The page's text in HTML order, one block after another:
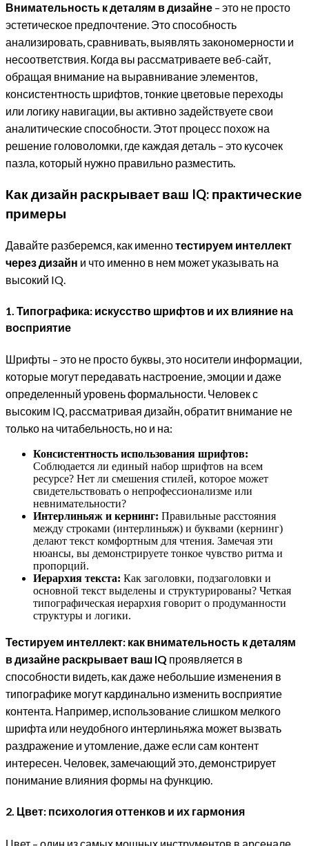
Внимательность к деталям в дизайне – это не просто
эстетическое предпочтение. Это способность
анализировать, сравнивать, выявлять закономерности и
несоответствия. Когда вы рассматриваете веб-сайт,
обращая внимание на выравнивание элементов,
консистентность шрифтов, тонкие цветовые переходы
или логику навигации, вы активно задействуете свои
аналитические способности. Этот процесс похож на
решение головоломки, где каждая деталь – это кусочек
пазла, который нужно правильно разместить.
Как дизайн раскрывает ваш IQ: практические
примеры
Давайте разберемся, как именнотестируем интеллект
через дизайн и что именно в нем может указывать на
высокий IQ.
1. Типографика: искусство шрифтов и их влияние на
восприятие
Шрифты – это не просто буквы, это носители информации,
которые могут передавать настроение, эмоции и даже
определенный уровень формальности. Человек с
высоким IQ, рассматривая дизайн, обратит внимание не
только на читабельность, но и на:
Консистентность использования шрифтов:
Соблюдается ли единый набор шрифтов на всем
ресурсе? Нет ли смешения стилей, которое может
свидетельствовать о непрофессионализме или
невнимательности?
Интерлиньяж и кернинг: Правильные расстояния
между строками (интерлиньяж) и буквами (кернинг)
делают текст комфортным для чтения. Замечая эти
нюансы, вы демонстрируете тонкое чувство ритма и
пропорций.
Иерархия текста: Как заголовки, подзаголовки и
основной текст выделены и структурированы? Четкая
типографическая иерархия говорит о продуманности
структуры и логики.
Тестируем интеллект: как внимательность к деталям
в дизайне раскрывает ваш IQ проявляется в
способности видеть, как даже небольшие изменения в
типографике могут кардинально изменить восприятие
контента. Например, использование слишком мелкого
шрифта или неудобного интерлиньяжа может вызвать
раздражение и утомление, даже если сам контент
интересен. Человек, замечающий это, демонстрирует
понимание влияния формы на функцию.
2. Цвет: психология оттенков и их гармония